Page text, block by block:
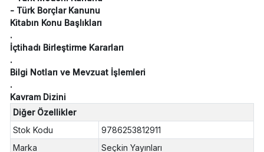
- Türk Borçlar Kanunu
Kitabın Konu Başlıkları
.
İçtihadı Birleştirme Kararları
.
Bilgi Notları ve Mevzuat İşlemleri
.
Kavram Dizini
Diğer Özellikler
Stok Kodu
9786253812911
Marka
Seçkin Yayınları